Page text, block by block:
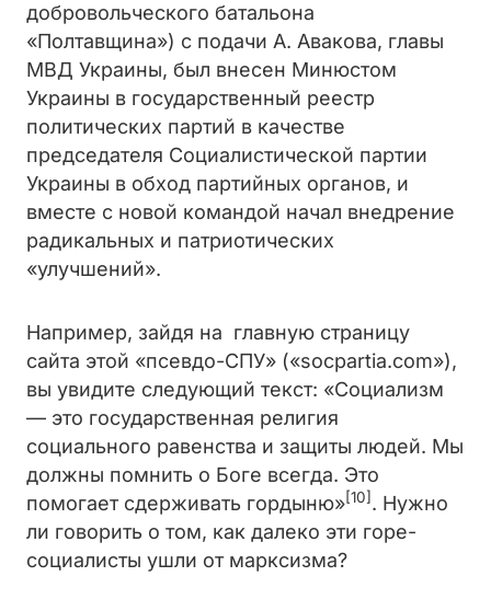
добровольческого батальона
«Полтавщина») с подачи А. Авакова, главы
МВД Украины, был внесен Минюстом
Украины в государственный реестр
политических партий в качестве
председателя Социалистической партии
Украины в обход партийных органов, и
вместе с новой командой начал внедрение
радикальных и патриотических
«улучшений».
Например, зайдя на главную страницу
сайта этой «псевдо-СПУ» («socpartia.com»),
вы увидите следующий текст: «Социализм
— это государственная религия
социального равенства и защиты людей. Мы
должны помнить о Боге всегда. Это
помогает сдерживать гордыню»[10]. Нужно
ли говорить о том, как далеко эти горе-
социалисты ушли от марксизма?